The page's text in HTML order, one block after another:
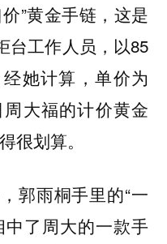
”黄金手链，这是
台工作人员，以85
她计算，单价为
大福的计价黄金
很划算。
郭雨桐手里的“一
中了周大的一款手